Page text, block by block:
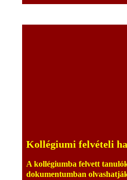
Kollégiumi felvételi
A kollégiumba felvett
dokumentumban